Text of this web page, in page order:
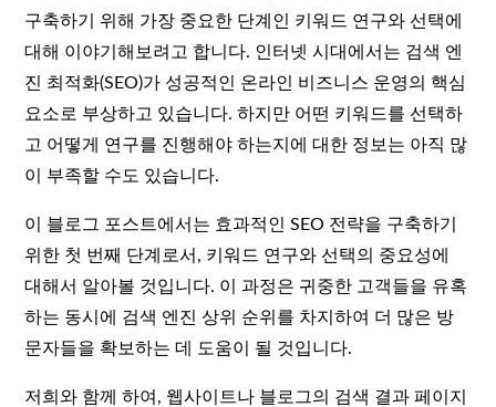
구축하기 위해 가장 중요한 단계인 키워드 연구와 선택에
대해 이야기해보려고 합니다. 인터넷 시대에서는 검색 엔
진 최적화(SEO)가 성공적인 온라인 비즈니스 운영의 핵심
요소로 부상하고 있습니다. 하지만 어떤 키워드를 선택하
고 어떻게 연구를 진행해야 하는지에 대한 정보는 아직 많
이 부족할 수도 있습니다.
이 블로그 포스트에서는 효과적인 SEO 전략을 구축하기
위한 첫 번째 단계로서, 키워드 연구와 선택의 중요성에
대해서 알아볼 것입니다. 이 과정은 귀중한 고객들을 유혹
하는 동시에 검색 엔진 상위 순위를 차지하여 더 많은 방
문자들을 확보하는 데 도움이 될 것입니다.
저희와 함께 하여, 웹사이트나 블로그의 검색 결과 페이지